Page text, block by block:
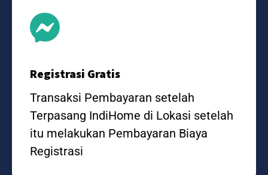
Registrasi Gratis
Transaksi Pembayaran setelah
Terpasang IndiHome di Lokasi setelah
itu melakukan Pembayaran Biaya
Registrasi